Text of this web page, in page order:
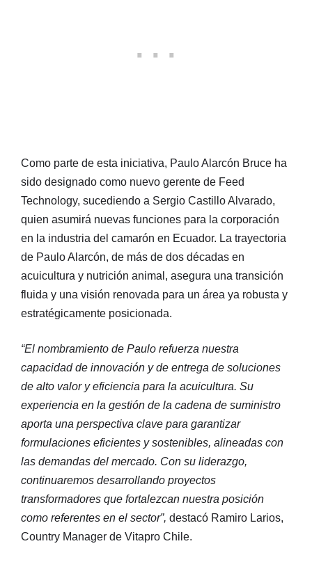
Como parte de esta iniciativa, Paulo Alarcón Bruce ha
sido designado como nuevo gerente de Feed
Technology, sucediendo a Sergio Castillo Alvarado,
quien asumirá nuevas funciones para la corporación
en la industria del camarón en Ecuador. La trayectoria
de Paulo Alarcón, de más de dos décadas en
acuicultura y nutrición animal, asegura una transición
fluida y una visión renovada para un área ya robusta y
estratégicamente posicionada.
“El nombramiento de Paulo refuerza nuestra
capacidad de innovación y de entrega de soluciones
de alto valor y eficiencia para la acuicultura. Su
experiencia en la gestión de la cadena de suministro
aporta una perspectiva clave para garantizar
formulaciones eficientes y sostenibles, alineadas con
las demandas del mercado. Con su liderazgo,
continuaremos desarrollando proyectos
transformadores que fortalezcan nuestra posición
como referentes en el sector”, destacó Ramiro Larios,
Country Manager de Vitapro Chile.